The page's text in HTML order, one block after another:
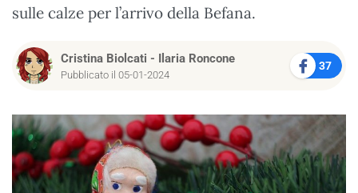
sulle calze per l’arrivo della Befana.
Cristina Biolcati - Ilaria Roncone
Pubblicato il 05-01-2024
37